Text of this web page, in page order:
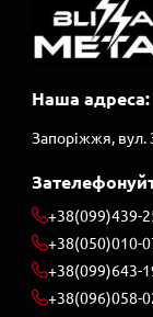
Наша адреса:
Запоріжжя, вул.
+38(099)439-
+38(050)010-
+38(099)643-
+38(096)058-